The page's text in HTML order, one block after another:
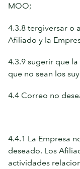
MOO;
4.3.8 tergiversar o
Afiliado y la
4.3.9 sugerir que
que no sean los
4.4 Correo no
4.4.1 La Empresa
deseado. Los
actividades